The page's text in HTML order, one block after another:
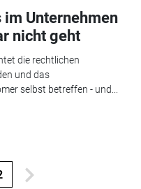
Unternehmen
nicht geht
die rechtlichen
und das
selbst betreffen - und...